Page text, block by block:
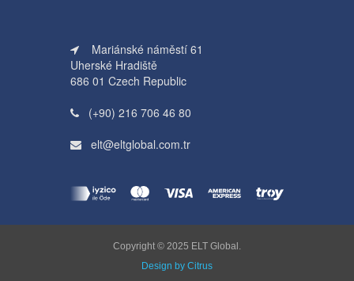
Mariánské náměstí 61
Uherské Hradiště
686 01 Czech Republic
(+90) 216 706 46 80
elt@eltglobal.com.tr
Copyright © 2025 ELT Global.
Design by Citrus